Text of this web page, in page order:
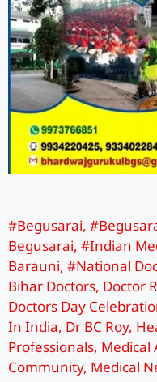
#Begusarai,
Begusarai, #Indian
Barauni, #National
Bihar Doctors, Doctor
Doctors Day
In India, Dr BC Roy,
Professionals, Medical
Community, Medical